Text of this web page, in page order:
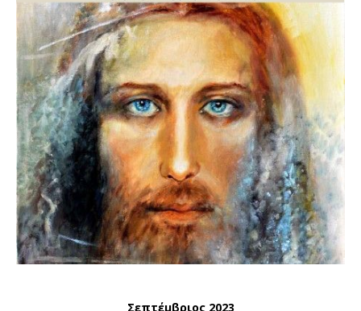
Σεπτέμβριος 2023